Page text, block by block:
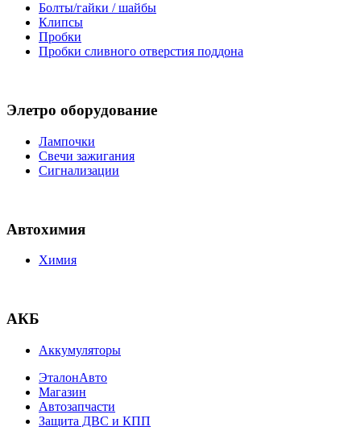
Болты/гайки / шайбы
Клипсы
Пробки
Пробки сливного отверстия поддона
Элетро оборудование
Лампочки
Свечи зажигания
Сигнализации
Автохимия
Химия
АКБ
Аккумуляторы
ЭталонАвто
Магазин
Автозапчасти
Защита ДВС и КПП